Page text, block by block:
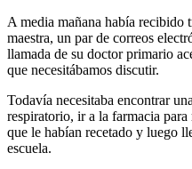
A media mañana había recibido
maestra, un par de correos
llamada de su doctor primario
que necesitábamos discutir.
Todavía necesitaba encontrar
respiratorio, ir a la farmacia
que le habían recetado y luego
escuela.